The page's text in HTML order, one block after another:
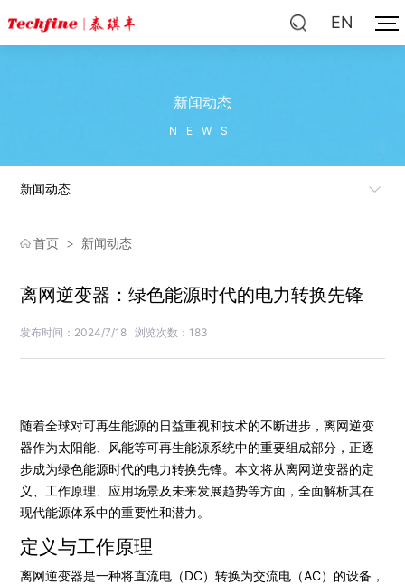
EN
新闻动态
NEWS
新闻动态
首页 > 新闻动态
离网逆变器：绿色能源时代的电力转换先锋
发布时间：2024/7/18 浏览次数：183
随着全球对可再生能源的日益重视和技术的不断进步，离网逆变
器作为太阳能、风能等可再生能源系统中的重要组成部分，正逐
步成为绿色能源时代的电力转换先锋。本文将从离网逆变器的定
义、工作原理、应用场景及未来发展趋势等方面，全面解析其在
现代能源体系中的重要性和潜力。
定义与工作原理
离网逆变器是一种将直流电（DC）转换为交流电（AC）的设备，